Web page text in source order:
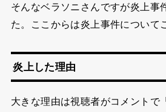
そんなベラソニさんですが炎上事
た。ここからは炎上事件について
炎上した理由
大きな理由は視聴者がコメントで